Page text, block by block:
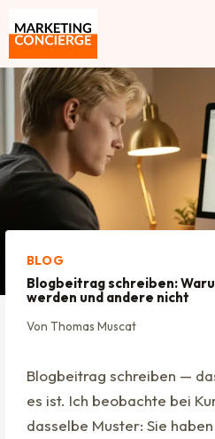
Inhalt
springen
BLOG
Blogbeitrag schreiben:
werden und andere nicht
Von Thomas Muscat
Blogbeitrag schreiben —
es ist. Ich beobachte bei
dasselbe Muster: Sie